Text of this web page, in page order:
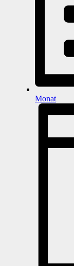
Monat